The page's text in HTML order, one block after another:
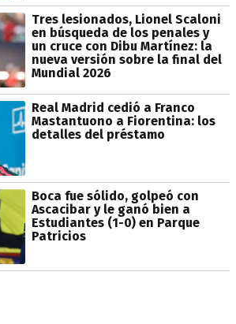
Tres lesionados, Lionel Scaloni
en búsqueda de los penales y
un cruce con Dibu Martínez: la
nueva versión sobre la final del
Mundial 2026
Real Madrid cedió a Franco
Mastantuono a Fiorentina: los
detalles del préstamo
Boca fue sólido, golpeó con
Ascacibar y le ganó bien a
Estudiantes (1-0) en Parque
Patricios